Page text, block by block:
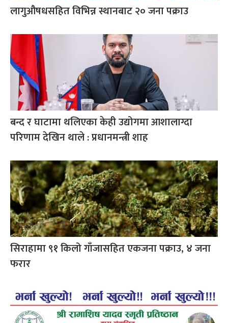
लागुऔषधसहित विभिन्न स्थानबाट २० जना पक्राउ
बन्द र घाटामा थलिएका केही उद्योगमा आशालाग्दा
परिणाम देखिन थाले : प्रधानमन्त्री शाह
सिराहामा ९१ किलो गाँजासहित एकजना पक्राउ, ४ जना
फरार